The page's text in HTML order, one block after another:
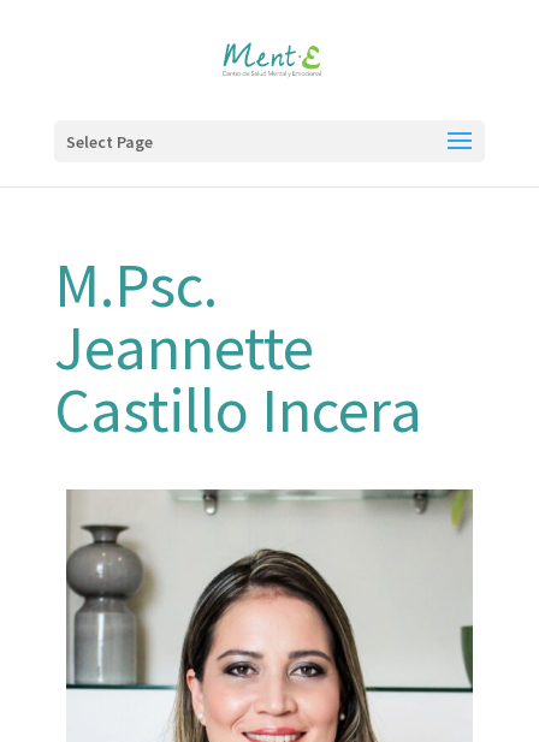
Select Page
M.Psc.
Jeannette
Castillo Incera